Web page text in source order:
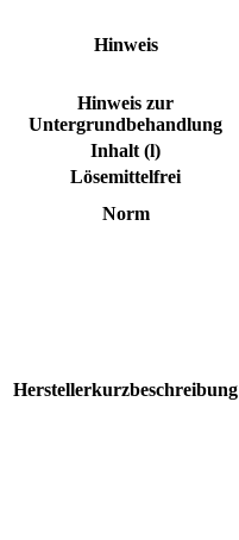
Hinweis
Hinweis zur
Untergrundbehandlung
Inhalt (l)
Lösemittelfrei
Norm
Herstellerkurzbeschreibung